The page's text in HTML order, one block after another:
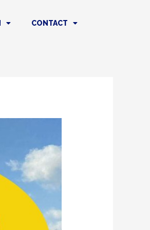
CONTACT